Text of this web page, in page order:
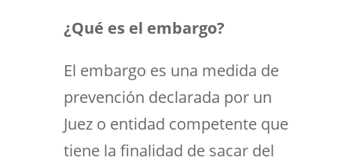
¿Qué es el embargo?
El embargo es una medida de
prevención declarada por un
Juez o entidad competente que
tiene la finalidad de sacar del